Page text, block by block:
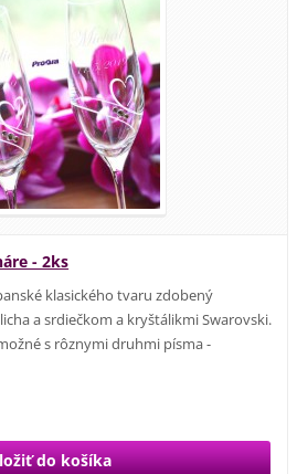
- 2ks
klasického tvaru zdobený
a srdiečkom a kryštálikmi Swarovski.
s rôznymi druhmi písma -